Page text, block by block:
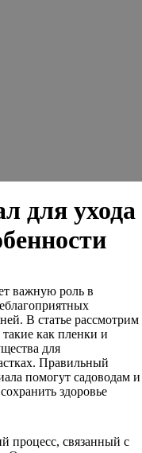
для ухода
важную роль в
В статье рассмотрим
как пленки и
для
Правильный
помогут садоводам и
здоровье
процесс, связанный с